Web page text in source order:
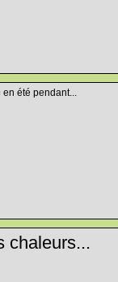
été pendant...
chaleurs...